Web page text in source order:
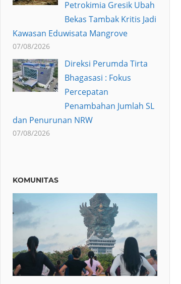
Petrokimia Gresik Ubah
Bekas Tambak Kritis Jadi
Kawasan Eduwisata Mangrove
07/08/2026
Direksi Perumda Tirta
Bhagasasi : Fokus
Percepatan
Penambahan Jumlah SL
dan Penurunan NRW
07/08/2026
KOMUNITAS